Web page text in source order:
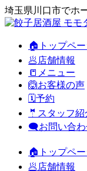
埼玉県川口市でホ
🏠トップペー
🥟店舗情報
📒メニュー
🙆お客様の声
🗓️予約
🤵スタッフ紹
🗨️お問い合わ
🏠トップペー
🥟店舗情報